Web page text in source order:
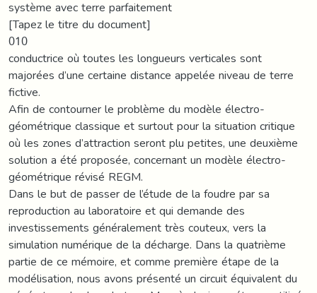
système avec terre parfaitement
[Tapez le titre du document]
010
conductrice où toutes les longueurs verticales sont
majorées d’une certaine distance appelée niveau de terre
fictive.
Afin de contourner le problème du modèle électro-
géométrique classique et surtout pour la situation critique
où les zones d’attraction seront plu petites, une deuxième
solution a été proposée, concernant un modèle électro-
géométrique révisé REGM.
Dans le but de passer de l’étude de la foudre par sa
reproduction au laboratoire et qui demande des
investissements généralement très couteux, vers la
simulation numérique de la décharge. Dans la quatrième
partie de ce mémoire, et comme première étape de la
modélisation, nous avons présenté un circuit équivalent du